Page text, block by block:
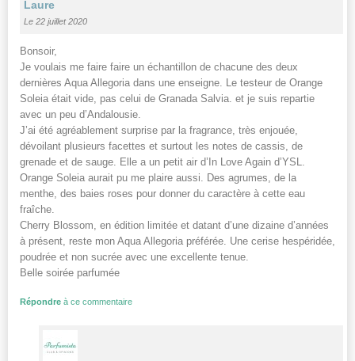
Laure
Le 22 juillet 2020
Bonsoir,
Je voulais me faire faire un échantillon de chacune des deux
dernières Aqua Allegoria dans une enseigne. Le testeur de Orange
Soleia était vide, pas celui de Granada Salvia. et je suis repartie
avec un peu d’Andalousie.
J’ai été agréablement surprise par la fragrance, très enjouée,
dévoilant plusieurs facettes et surtout les notes de cassis, de
grenade et de sauge. Elle a un petit air d’In Love Again d’YSL.
Orange Soleia aurait pu me plaire aussi. Des agrumes, de la
menthe, des baies roses pour donner du caractère à cette eau
fraîche.
Cherry Blossom, en édition limitée et datant d’une dizaine d’années
à présent, reste mon Aqua Allegoria préférée. Une cerise hespéridée,
poudrée et non sucrée avec une excellente tenue.
Belle soirée parfumée
Répondre à ce commentaire